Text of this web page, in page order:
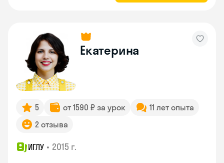
Екатерина
5 от 1590 ₽ за урок
11 лет опыта
2 отзыва
ИГЛУ • 2015 г.